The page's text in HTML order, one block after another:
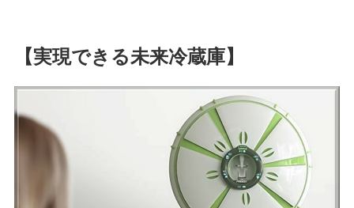
【実現できる未来冷蔵庫】